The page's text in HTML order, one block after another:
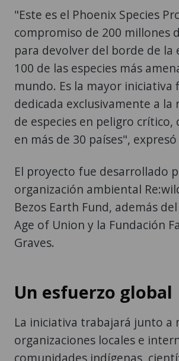
"Este es el Phoenix Species
compromiso de 200 millones
para devolver del borde de la
100 de las especies más
mundo. Es la mayor iniciativa
dedicada exclusivamente a la
de especies en peligro crítico,
en más de 30 países",
El proyecto fue desarrollado
organización ambiental
Bezos Earth Fund, además
Age of Union y la Fundación
Graves.
Un esfuerzo global
La iniciativa trabajará junto a
organizaciones locales e
comunidades indígenas,